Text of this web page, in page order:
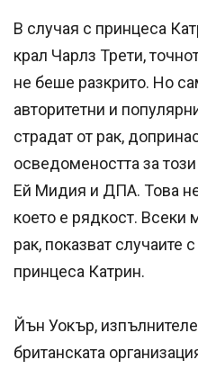
В случая с принцеса
крал Чарлз Трети,
не беше разкрито. Но
авторитетни и
страдат от рак,
осведомеността за
Ей Мидия и ДПА. Това
което е рядкост. Всеки
рак, показват случаите
принцеса Катрин.
Йън Уокър,
британската